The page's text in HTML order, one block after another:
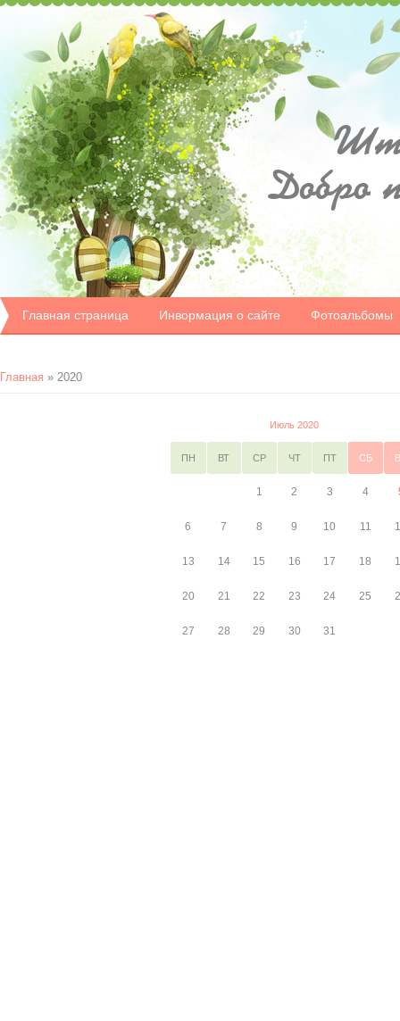
Добро
Главная страница Инвормация о сайте Фотоальбомы
Главная » 2020
Июль 2020
ПН ВТ СР ЧТ ПТ СБ
1 2 3 4
6 7 8 9 10 11
13 14 15 16 17 18
20 21 22 23 24 25
27 28 29 30 31